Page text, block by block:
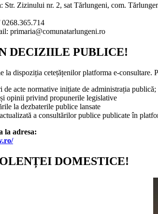
Str. Zizinului nr. 2, sat Tărlungeni, com.
primaria@comunatarlungeni.ro
DECIZIILE PUBLICE!
la dispoziția cetețățenilor platforma e-consultare.
de acte normative inițiate de administrația publică;
opinii privind propunerile legislative
la dezbaterile publice lansate
a consultărilor publice publicate în
la adresa:
DOMESTICE!